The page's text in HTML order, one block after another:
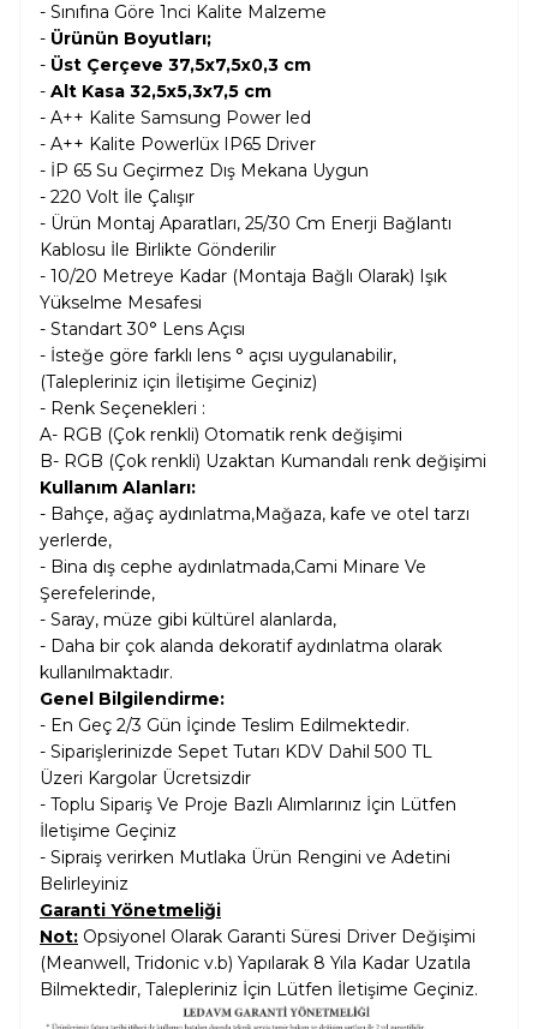
- Sınıfına Göre 1nci Kalite Malzeme
- Ürünün Boyutları;
- Üst Çerçeve 37,5x7,5x0,3 cm
- Alt Kasa 32,5x5,3x7,5 cm
- A++ Kalite Samsung Power led
- A++ Kalite Powerlüx IP65 Driver
- İP 65 Su Geçirmez Dış Mekana Uygun
- 220 Volt İle Çalışır
- Ürün Montaj Aparatları, 25/30 Cm Enerji Bağlantı
Kablosu İle Birlikte Gönderilir
- 10/20 Metreye Kadar (Montaja Bağlı Olarak) Işık
Yükselme Mesafesi
- Standart 30° Lens Açısı
- İsteğe göre farklı lens ° açısı uygulanabilir,
(Talepleriniz için İletişime Geçiniz)
- Renk Seçenekleri :
A- RGB (Çok renkli) Otomatik renk değişimi
B- RGB (Çok renkli) Uzaktan Kumandalı renk değişimi
Kullanım Alanları:
- Bahçe, ağaç aydınlatma,Mağaza, kafe ve otel tarzı
yerlerde,
- Bina dış cephe aydınlatmada,Cami Minare Ve
Şerefelerinde,
- Saray, müze gibi kültürel alanlarda,
- Daha bir çok alanda dekoratif aydınlatma olarak
kullanılmaktadır.
Genel Bilgilendirme:
- En Geç 2/3 Gün İçinde Teslim Edilmektedir.
- Siparişlerinizde Sepet Tutarı KDV Dahil 500 TL
Üzeri Kargolar Ücretsizdir
- Toplu Sipariş Ve Proje Bazlı Alımlarınız İçin Lütfen
İletişime Geçiniz
- Sipraiş verirken Mutlaka Ürün Rengini ve Adetini
Belirleyiniz
Garanti Yönetmeliği
Not: Opsiyonel Olarak Garanti Süresi Driver Değişimi
(Meanwell, Tridonic v.b) Yapılarak 8 Yıla Kadar Uzatıla
Bilmektedir, Talepleriniz İçin Lütfen İletişime Geçiniz.